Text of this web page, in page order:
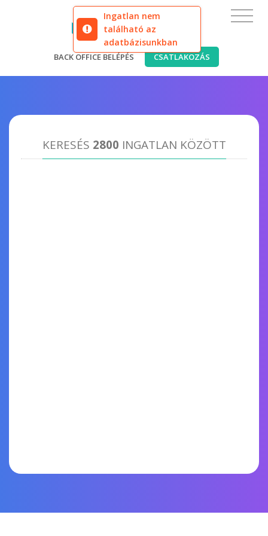
Ingatlan nem
található az
adatbázisunkban
BACK OFFICE BELÉPÉS CSATLAKOZÁS
KERESÉS 2800 INGATLAN KÖZÖTT